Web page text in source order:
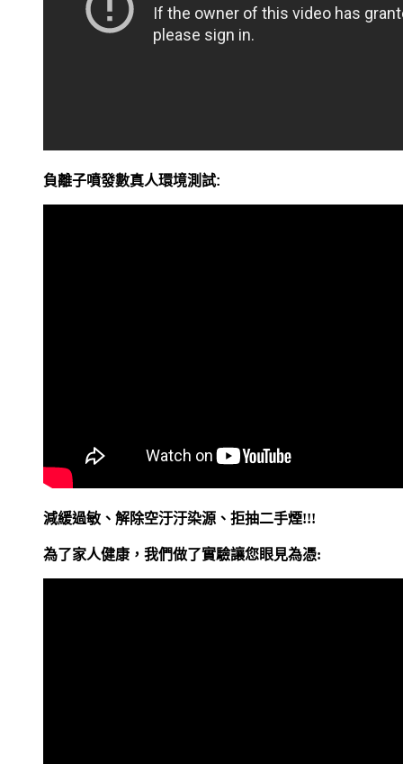
負離子噴發數真人環境測試:
減緩過敏、解除空汙汙染源、拒抽二手煙!!!
為了家人健康，我們做了實驗讓您眼見為憑: